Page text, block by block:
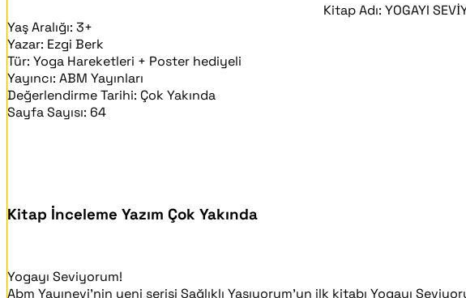
Kitap Adı: YOGAYI
Yaş Aralığı: 3+
Yazar: Ezgi Berk
Tür: Yoga Hareketleri + Poster hediyeli
Yayıncı: ABM Yayınları
Değerlendirme Tarihi: Çok Yakında
Sayfa Sayısı: 64
Kitap İnceleme Yazım Çok Yakında
Yogayı Seviyorum!
Abm Yayınevi’nin yeni serisi Sağlıklı Yaşıyorum’un ilk kitabı Yogayı